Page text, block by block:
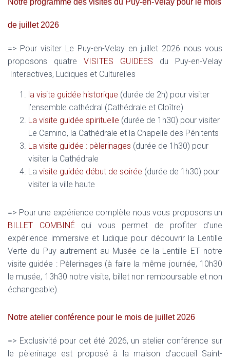
Notre programme des visites du Puy-en-Velay pour le mois
de juillet 2026
=> Pour visiter Le Puy-en-Velay en juillet 2026 nous vous
proposons quatre VISITES GUIDEES du Puy-en-Velay
Interactives, Ludiques et Culturelles
la visite guidée historique (durée de 2h) pour visiter
l’ensemble cathédral (Cathédrale et Cloître)
La visite guidée spirituelle (durée de 1h30) pour visiter
Le Camino, la Cathédrale et la Chapelle des Pénitents
La visite guidée : pèlerinages (durée de 1h30) pour
visiter la Cathédrale
La visite guidée début de soirée (durée de 1h30) pour
visiter la ville haute
=> Pour une expérience complète nous vous proposons un
BILLET COMBINÉ qui vous permet de profiter d’une
expérience immersive et ludique pour découvrir la Lentille
Verte du Puy autrement au Musée de la Lentille ET notre
visite guidée : Pèlerinages (à faire la même journée, 10h30
le musée, 13h30 notre visite, billet non remboursable et non
échangeable).
Notre atelier conférence pour le mois de juillet 2026
=> Exclusivité pour cet été 2026, un atelier conférence sur
le pèlerinage est proposé à la maison d’accueil Saint-